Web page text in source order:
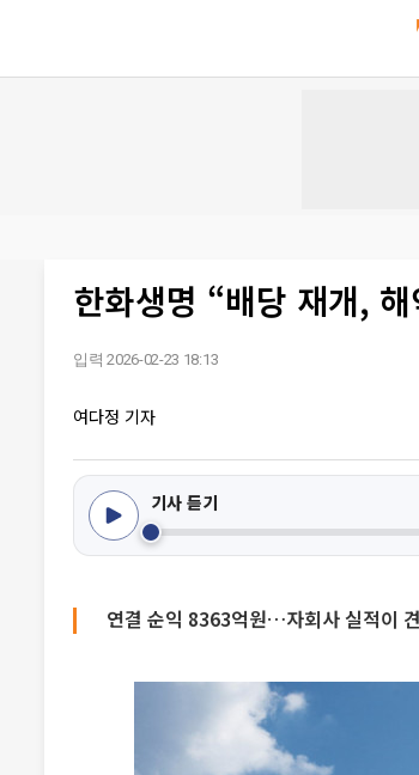
한화생명 “배당 재개,
입력 2026-02-23 18:13
여다정 기자
기사 듣기
연결 순익 8363억원…자회사 실적이